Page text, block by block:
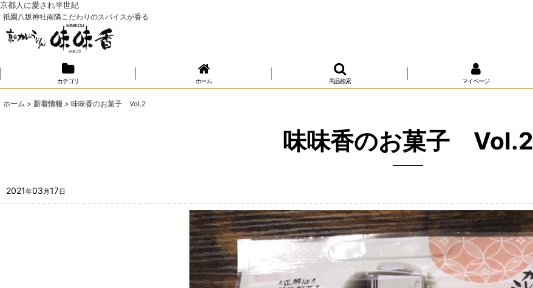
京都人に愛され半世紀
祇園八坂神社南隣こだわりのスパイスが香る
カテゴリ ホーム 商品検索 マイページ
ホーム > 新着情報 > 味味香のお菓子 Vol.2
味味香のお菓子 Vol.2
2021年03 月17日